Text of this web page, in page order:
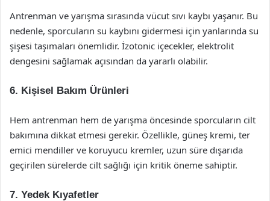
Antrenman ve yarışma sırasında vücut sıvı kaybı yaşanır. Bu
nedenle, sporcuların su kaybını gidermesi için yanlarında su
şişesi taşımaları önemlidir. İzotonic içecekler, elektrolit
dengesini sağlamak açısından da yararlı olabilir.
6. Kişisel Bakım Ürünleri
Hem antrenman hem de yarışma öncesinde sporcuların cilt
bakımına dikkat etmesi gerekir. Özellikle, güneş kremi, ter
emici mendiller ve koruyucu kremler, uzun süre dışarıda
geçirilen sürelerde cilt sağlığı için kritik öneme sahiptir.
7. Yedek Kıyafetler